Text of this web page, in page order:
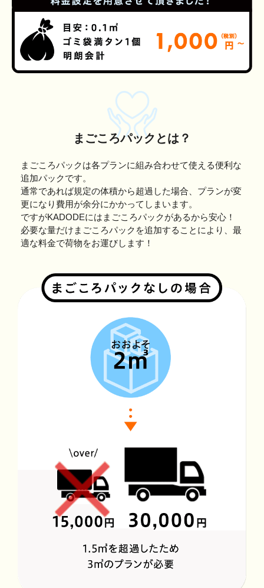
まごころパックとは？
まごころパックは各プランに組み合わせて使える便利な
追加パックです。
通常であれば規定の体積から超過した場合、プランが変
更になり費用が余分にかかってしまいます。
ですがKADODEにはまごころパックがあるから安心！
必要な量だけまごころパックを追加することにより、最
適な料金で荷物をお運びします！